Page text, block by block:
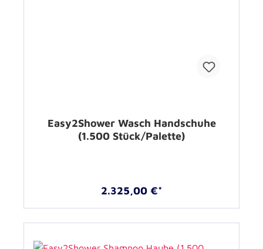
Easy2Shower Wasch Handschuhe
(1.500 Stück/Palette)
2.325,00 €*